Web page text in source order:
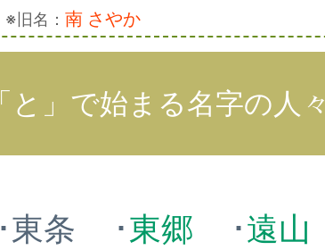
※旧名： 南 さやか
「と」で始まる名字の人々
･東条 ･東郷 ･遠山